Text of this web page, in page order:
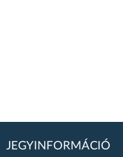
JEGYINFORMÁCIÓ